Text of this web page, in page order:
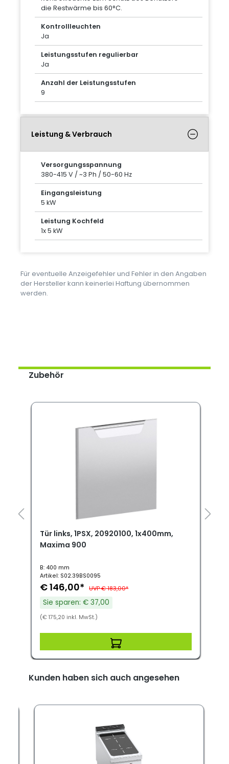
die Restwärme bis 60°C.
Kontrollleuchten
Ja
Leistungsstufen regulierbar
Ja
Anzahl der Leistungsstufen
9
Leistung & Verbrauch
Versorgungsspannung
380-415 V / ~3 Ph / 50-60 Hz
Eingangsleistung
5 kW
Leistung Kochfeld
1x 5 kW
Für eventuelle Anzeigefehler und Fehler in den Angaben
der Hersteller kann keinerlei Haftung übernommen
werden.
Zubehör
Tür links, 1PSX, 20920100, 1x400mm,
Maxima 900
B: 400 mm
Artikel: S02.39BS0095
€ 146,00* UVP € 183,00*
Sie sparen: € 37,00
(€ 175,20 inkl. MwSt.)
Kunden haben sich auch angesehen